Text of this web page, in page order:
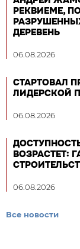
РЕКВИЕМЕ,
ДЕРЕВЕНЬ
06.08.2026
СТАРТОВАЛ
ЛИДЕРСКОЙ
06.08.2026
ВОЗРАСТЕТ:
06.08.2026
Все новости